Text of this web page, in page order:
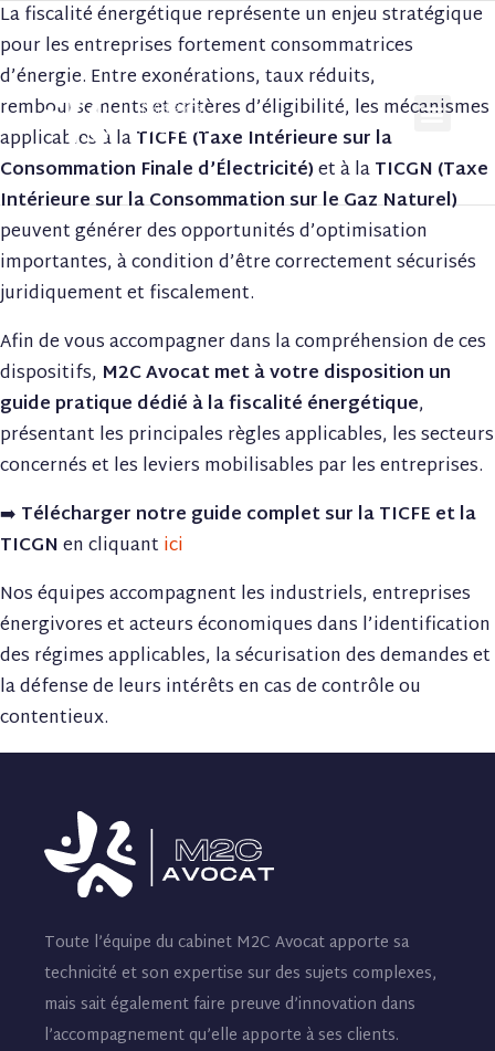
La fiscalité énergétique représente un enjeu stratégique
pour les entreprises fortement consommatrices
d’énergie. Entre exonérations, taux réduits,
remboursements et critères d’éligibilité, les mécanismes
applicables à laTICFE (Taxe Intérieure sur la
Consommation Finale d’Électricité)et à laTICGN (Taxe
Intérieure sur la Consommation sur le Gaz Naturel)
peuvent générer des opportunités d’optimisation
importantes, à condition d’être correctement sécurisés
juridiquement et fiscalement.
Afin de vous accompagner dans la compréhension de ces
dispositifs, M2C Avocat met à votre disposition un
guide pratique dédié à la fiscalité énergétique,
présentant les principales règles applicables, les secteurs
concernés et les leviers mobilisables par les entreprises.
➡️ Télécharger notre guide complet sur la TICFE et la
TICGNen cliquant ici
Nos équipes accompagnent les industriels, entreprises
énergivores et acteurs économiques dans l’identification
des régimes applicables, la sécurisation des demandes et
la défense de leurs intérêts en cas de contrôle ou
contentieux.
Toute l’équipe du cabinet M2C Avocat apporte sa
technicité et son expertise sur des sujets complexes,
mais sait également faire preuve d’innovation dans
l’accompagnement qu’elle apporte à ses clients.